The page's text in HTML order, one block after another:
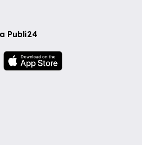
Publi24